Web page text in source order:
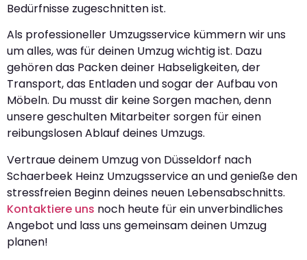
Bedürfnisse zugeschnitten ist.
Als professioneller Umzugsservice kümmern wir uns
um alles, was für deinen Umzug wichtig ist. Dazu
gehören das Packen deiner Habseligkeiten, der
Transport, das Entladen und sogar der Aufbau von
Möbeln. Du musst dir keine Sorgen machen, denn
unsere geschulten Mitarbeiter sorgen für einen
reibungslosen Ablauf deines Umzugs.
Vertraue deinem Umzug von Düsseldorf nach
Schaerbeek Heinz Umzugsservice an und genieße den
stressfreien Beginn deines neuen Lebensabschnitts.
Kontaktiere uns noch heute für ein unverbindliches
Angebot und lass uns gemeinsam deinen Umzug
planen!